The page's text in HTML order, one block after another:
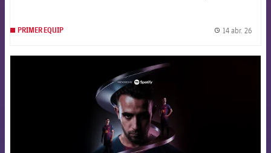
PRIMER EQUIP 14 abr. 26
FCB Barcelona badge